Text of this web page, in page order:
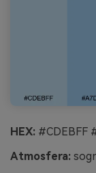
HEX: #CDEBFF
Atmosfera: